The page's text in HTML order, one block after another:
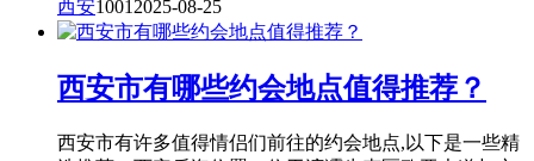
西安1001 2025-08-25
西安市有哪些约会地点值得推荐？
西安市有许多值得情侣们前往的约会地点,以下是一些精